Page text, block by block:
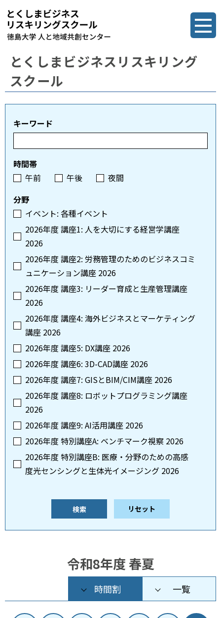
とくしまビジネスリスキリング
スクール
キーワード
時間帯
午前
午後
夜間
分野
イベント: 各種イベント
2026年度 講座1: 人を大切にする経営学講座
2026
2026年度 講座2: 労務管理のためのビジネスコミ
ュニケーション講座 2026
2026年度 講座3: リーダー育成と生産管理講座
2026
2026年度 講座4: 海外ビジネスとマーケティング
講座 2026
2026年度 講座5: DX講座 2026
2026年度 講座6: 3D-CAD講座 2026
2026年度 講座7: GISとBIM/CIM講座 2026
2026年度 講座8: ロボットプログラミング講座
2026
2026年度 講座9: AI活用講座 2026
2026年度 特別講座A: ベンチマーク視察 2026
2026年度 特別講座B: 医療・分野のための高感
度光センシングと生体光イメージング 2026
リセット
令和8年度 春夏
時間割 一覧